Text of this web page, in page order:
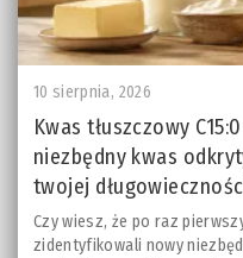
10 sierpnia, 2026
Kwas tłuszczowy
niezbędny kwas
twojej
Czy wiesz, że po raz
zidentyfikowali nowy